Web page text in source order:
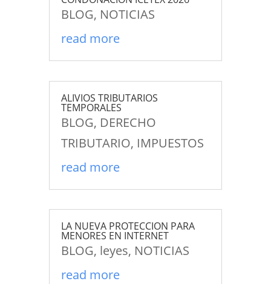
BLOG, NOTICIAS
read more
ALIVIOS TRIBUTARIOS
TEMPORALES
BLOG, DERECHO
TRIBUTARIO, IMPUESTOS
read more
LA NUEVA PROTECCION PARA
MENORES EN INTERNET
BLOG, leyes, NOTICIAS
read more